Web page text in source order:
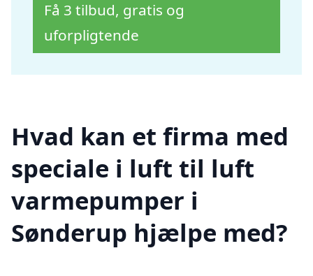
Få 3 tilbud, gratis og
uforpligtende
Hvad kan et firma med
speciale i luft til luft
varmepumper i
Sønderup hjælpe med?